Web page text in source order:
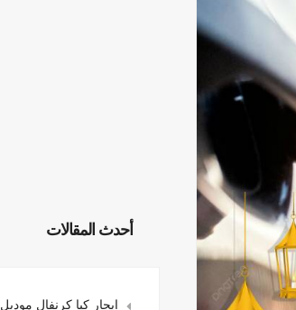
أحدث المقالات
ايجار كيا كرنفال موديل 2026